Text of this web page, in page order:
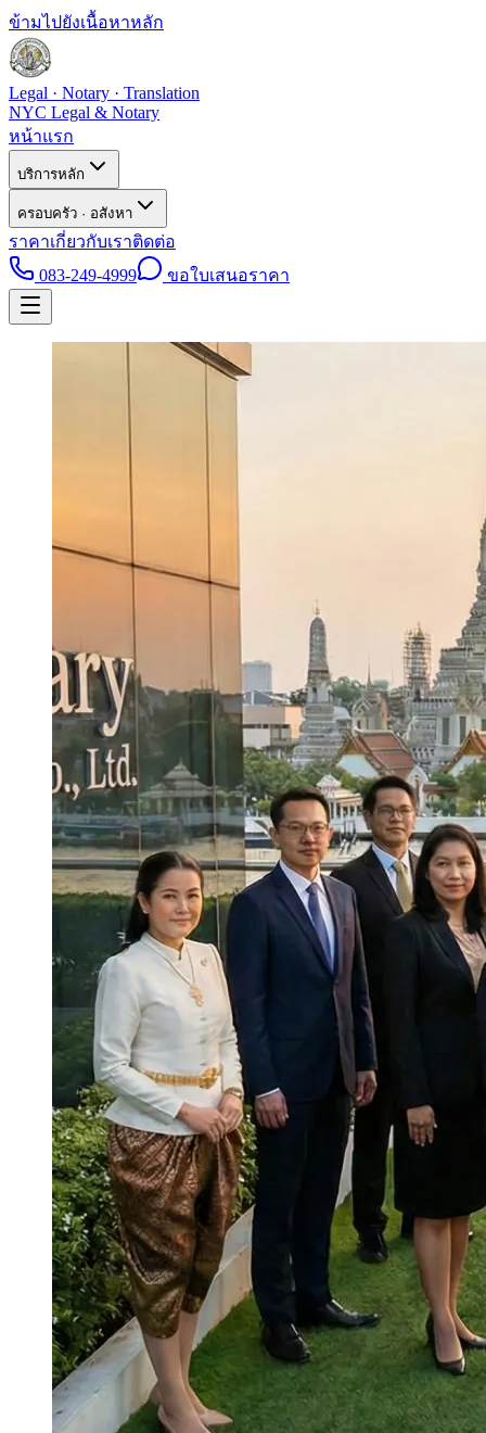
ข้ามไปยังเนื้อหาหลัก
Legal · Notary · Translation
NYC Legal & Notary
หน้าแรก
บริการหลัก
ครอบครัว · อสังหา
ราคาเกี่ยวกับเราติดต่อ
083-249-4999
ขอใบเสนอราคา